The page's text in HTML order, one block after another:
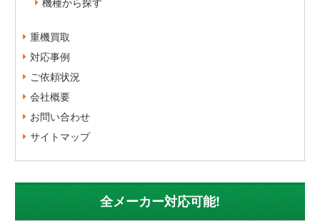
重機買取
対応事例
ご依頼状況
会社概要
お問い合わせ
サイトマップ
全メーカー対応可能!